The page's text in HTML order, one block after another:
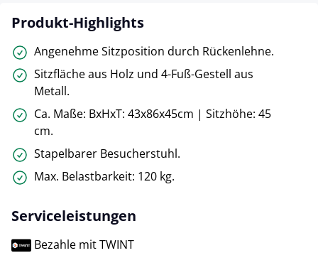
Produkt-Highlights
Angenehme Sitzposition durch Rückenlehne.
Sitzfläche aus Holz und 4-Fuß-Gestell aus
Metall.
Ca. Maße: BxHxT: 43x86x45cm | Sitzhöhe: 45
cm.
Stapelbarer Besucherstuhl.
Max. Belastbarkeit: 120 kg.
Serviceleistungen
Bezahle mit TWINT